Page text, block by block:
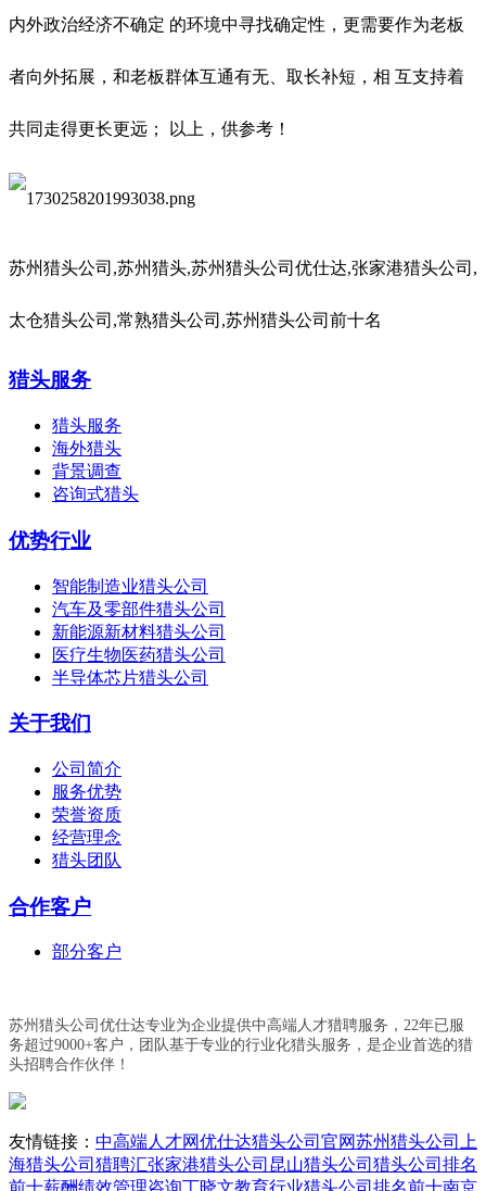
内外政治经济不确定 的环境中寻找确定性，更需要作为老板
者向外拓展，和老板群体互通有无、取长补短，相 互支持着
共同走得更长更远； 以上，供参考！
苏州猎头公司,苏州猎头,苏州猎头公司优仕达,张家港猎头公司,
太仓猎头公司,常熟猎头公司,苏州猎头公司前十名
猎头服务
猎头服务
海外猎头
背景调查
咨询式猎头
优势行业
智能制造业猎头公司
汽车及零部件猎头公司
新能源新材料猎头公司
医疗生物医药猎头公司
半导体芯片猎头公司
关于我们
公司简介
服务优势
荣誉资质
经营理念
猎头团队
合作客户
部分客户
苏州猎头公司优仕达专业为企业提供中高端人才猎聘服务，22年已服
务超过9000+客户，团队基于专业的行业化猎头服务，是企业首选的猎
头招聘合作伙伴！
友情链接： 中高端人才网优仕达猎头公司官网苏州猎头公司 上
海猎头公司 猎聘汇张家港猎头公司 昆山猎头公司 猎头公司排名